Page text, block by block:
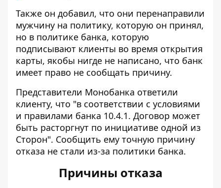
Также он добавил, что они перенаправили
мужчину на политику, которую он принял,
но в политике банка, которую
подписывают клиенты во время открытия
карты, якобы нигде не написано, что банк
имеет право не сообщать причину.
Представители Монобанка ответили
клиенту, что "в соответствии с условиями
и правилами банка 10.4.1. Договор может
быть расторгнут по инициативе одной из
Сторон". Сообщить ему точную причину
отказа не стали из-за политики банка.
Причины отказа